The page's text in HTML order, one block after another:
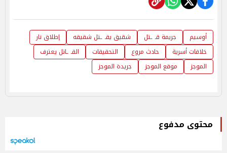
أوسيم جريمة قـ ـتل شقيق يقـ ـتل شقيقه
إطلاق نار
خلافات أسرية
حادث مروع التحقيقات
القـ ـاتل يعترف
الموجز
موقع الموجز جريدة الموجز
محتوى مدفوع